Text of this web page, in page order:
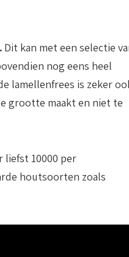
Dit kan met een selectie
nog eens heel
lamellenfrees is zeker
grootte maakt en niet te
liefst 10000 per
houtsoorten zoals